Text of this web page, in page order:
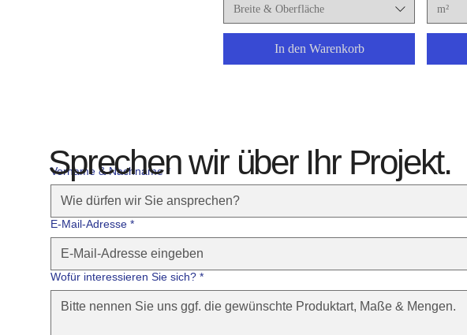
35m²
36m²
37m²
38m²
39m²
40m²
41m²
Breite & Oberfläche
In den Warenkorb
m²
Vorname & Nachname *
E-Mail-Adresse *
Wofür interessieren Sie sich? *
Sprechen wir über Ihr Projekt.